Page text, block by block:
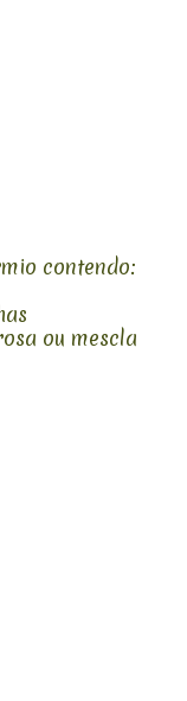
contendo:
ou mescla